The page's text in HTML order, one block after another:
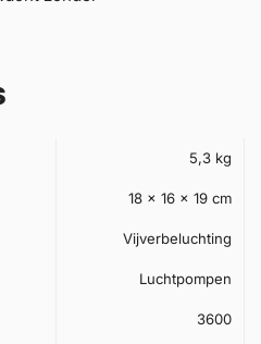
5,3 kg
18 × 16 × 19 cm
Vijverbeluchting
Luchtpompen
3600